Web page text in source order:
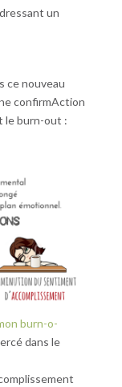
un
ce nouveau
confirmAction
le burn-out :
burn-o-
dans le